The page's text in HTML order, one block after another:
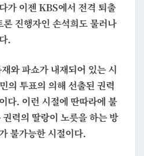
가 이젠 KBS에서 전격 퇴출
진행자인 손석희도 물러나
.
와 파쇼가 내재되어 있는 시
의 투표의 의해 선출된 권력
다. 이런 시절에 딴따라에 불
력의 딸랑이 노릇을 하는 방
불가능한 시절이다.